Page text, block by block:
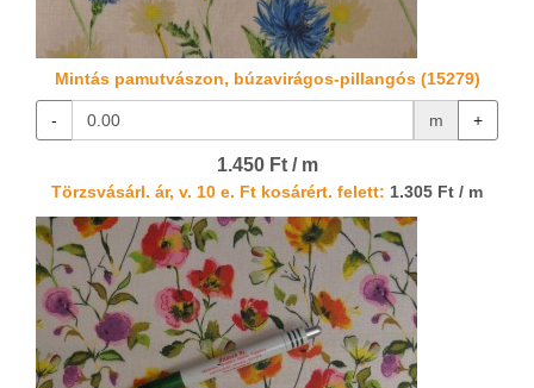
Mintás pamutvászon, búzavirágos-pillangós (15279)
- m +
1.450 Ft / m
Törzsvásárl. ár, v. 10 e. Ft kosárért. felett: 1.305 Ft / m